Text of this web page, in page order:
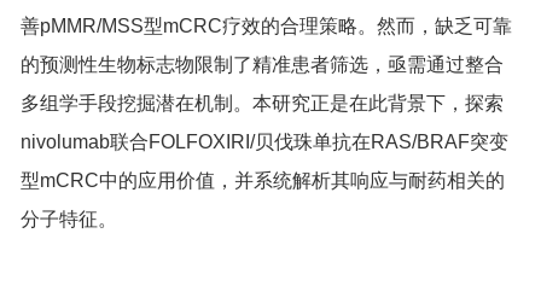
善pMMR/MSS型mCRC疗效的合理策略。然而，缺乏可靠
的预测性生物标志物限制了精准患者筛选，亟需通过整合
多组学手段挖掘潜在机制。本研究正是在此背景下，探索
nivolumab联合FOLFOXIRI/贝伐珠单抗在RAS/BRAF突变
型mCRC中的应用价值，并系统解析其响应与耐药相关的
分子特征。